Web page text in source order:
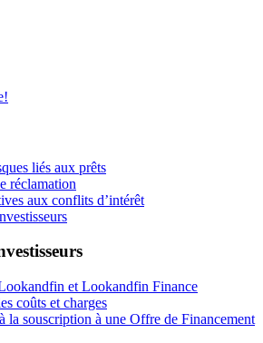
liés aux prêts
réclamation
aux conflits d’intérêt
et Lookandfin Finance
coûts et charges
la souscription à une Offre de Financement